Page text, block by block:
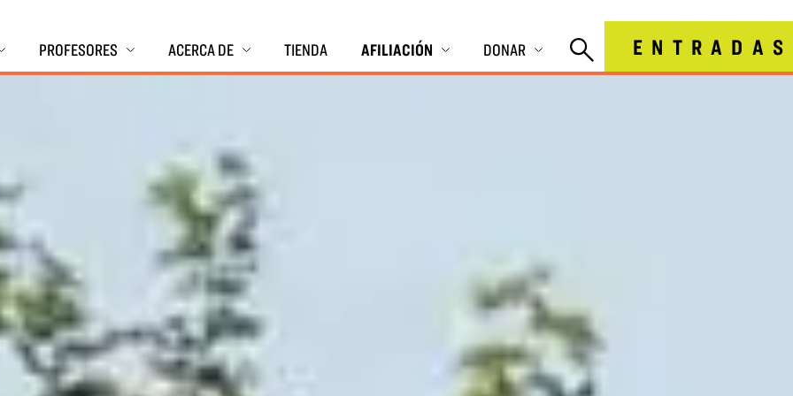
PROFESORES ACERCA DE TIENDA AFILIACIÓN DONAR ENTRADAS